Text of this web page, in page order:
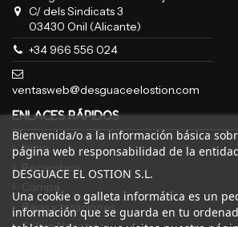
C/ dels Sindicats 3
03430 Onil (Alicante)
+34 966 556 024
ventasweb@desguaceelostion.com
ENLACES RÁPIDOS
Inicio
Recambios
Campa
Bajas y tasaciones
Bienvenida/o a la información básica
página web responsabilidad de la
DESGUACE EL OSTION S.L.
Una cookie o galleta informática es un
información que se guarda en tu